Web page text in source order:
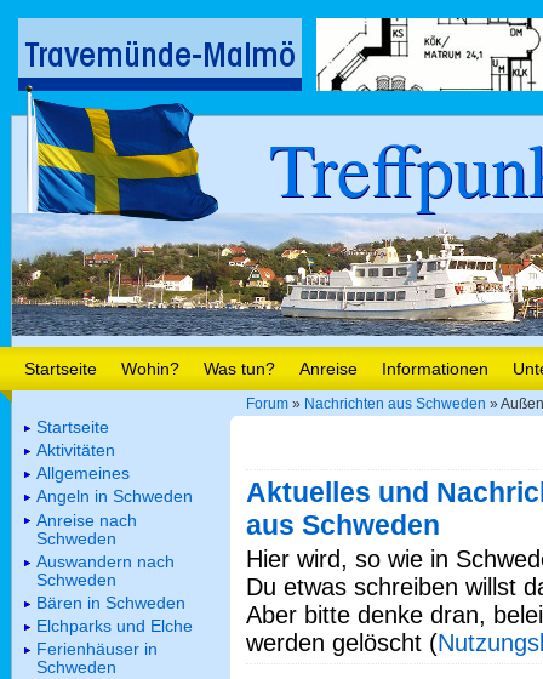
Startseite Wohin? Was tun? Anreise Informationen
Forum » Nachrichten aus Schweden »
Aktuelles und
aus Schweden
Hier wird, so wie in
Du etwas schreiben willst
Aber bitte denke dran,
werden gelöscht (
Startseite
Aktivitäten
Allgemeines
Angeln in Schweden
Anreise nach
Schweden
Auswandern nach
Schweden
Bären in Schweden
Elchparks und Elche
Ferienhäuser in
Schweden